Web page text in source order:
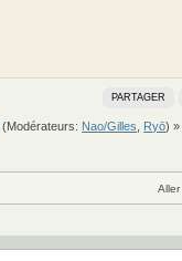
PARTAGER
(Modérateurs: Nao/Gilles Ryō) »